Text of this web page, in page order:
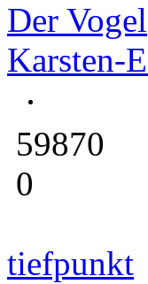
Der Vogel
Karsten-
59870
0
tiefpunkt